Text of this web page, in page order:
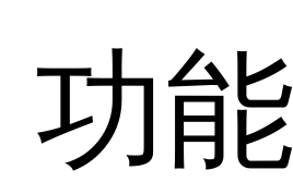
功能